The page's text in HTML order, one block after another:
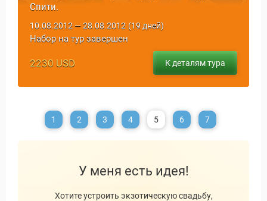
Спити.
10.08.2012 — 28.08.2012 (19 дней)
Набор на тур завершен
2230 USD К деталям тура
1 2 3 4 5 6 7
У меня есть идея!
Хотите устроить экзотическую свадьбу,